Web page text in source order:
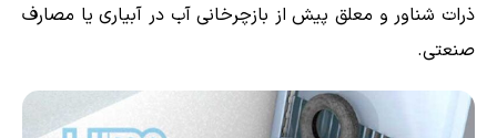
ذرات شناور و معلق پیش از بازچرخانی آب در آبیاری یا مصارف
صنعتی.